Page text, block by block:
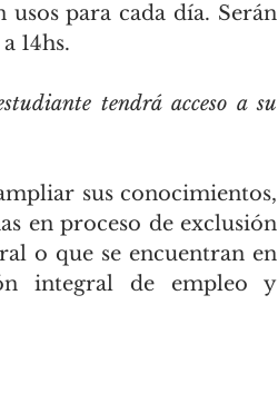
para cada día. Serán
14hs.
tendrá acceso a su
sus conocimientos,
en proceso de exclusión
o que se encuentran en
integral de empleo y